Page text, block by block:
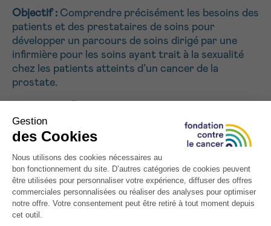
Objectif : Comprendre précisément les besoins des
patients et des prestataires de soins pour
développer un parcours de soins dirigé par une
infirmière pour les soins ayant trait à la sexualité
chez les patients atteints d’un cancer de la
prostate.
observationnelle recueillant des données
qualitatives et quantitatives sur la sexualité et
l’intimité des patients et de leurs partenaires
(n=200). Ces données serviront de base à
l’élaboration d’un parcours de soins dirigé par des
infirmières, complété par une recherche
documentaire et les commentaires d’un groupe de
parties prenantes comprenant des patients, des